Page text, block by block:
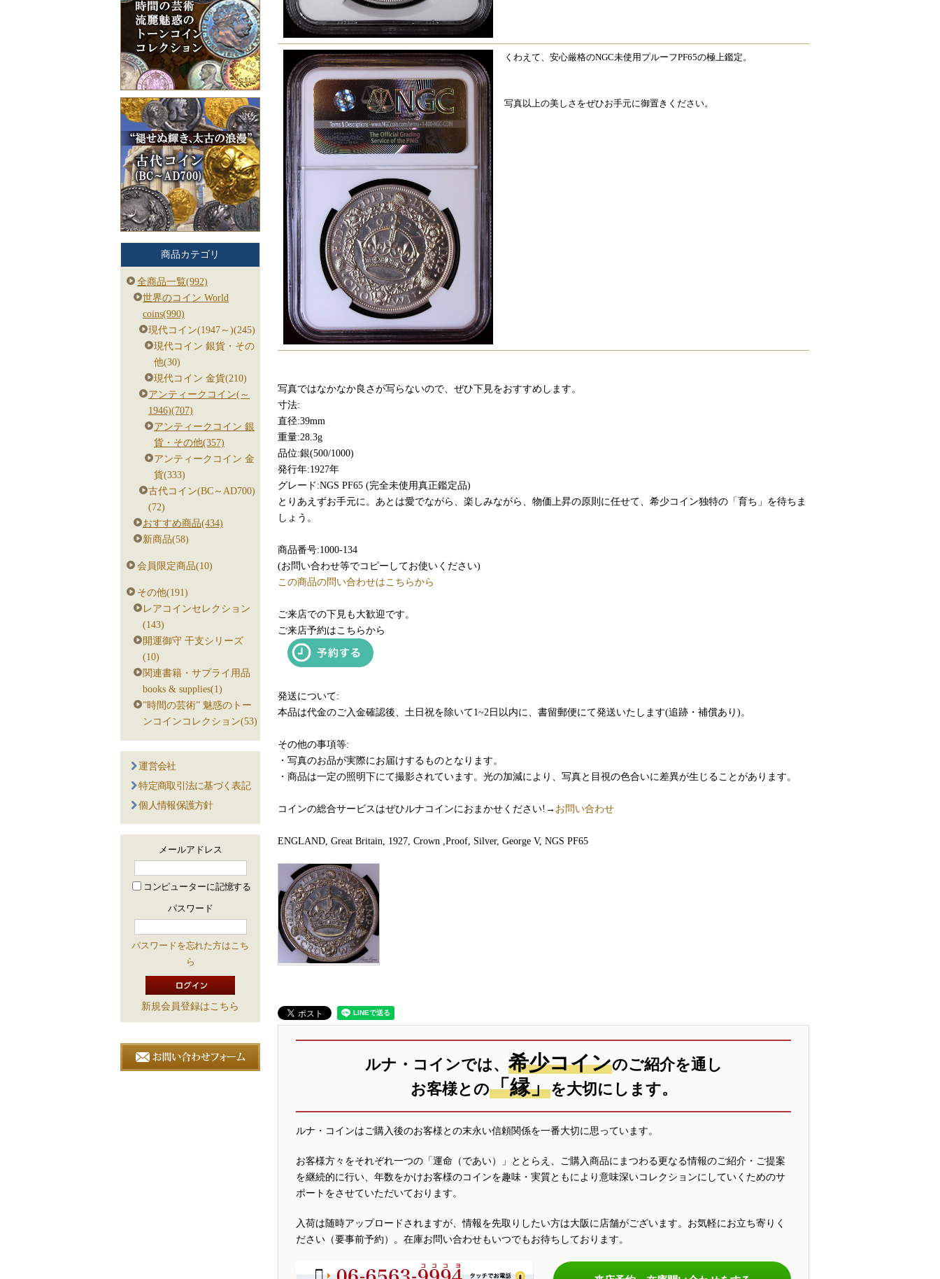
くわえて、安心厳格のNGC未使用プルーフPF65の極上鑑定。
写真以上の美しさをぜひお手元に御置きください。
写真ではなかなか良さが写らないので、ぜひ下見をおすすめします。
寸法:
直径:39mm
重量:28.3g
品位:銀(500/1000)
発行年:1927年
グレード:NGS PF65 (完全未使用真正鑑定品)
とりあえずお手元に。あとは愛でながら、楽しみながら、物価上昇の原則に任せて、希少コイン独特の「育ち」を待ちま
しょう。
商品番号:1000-134
(お問い合わせ等でコピーしてお使いください)
この商品の問い合わせはこちらから
ご来店での下見も大歓迎です。
ご来店予約はこちらから
発送について:
本品は代金のご入金確認後、土日祝を除いて1~2日以内に、書留郵便にて発送いたします(追跡・補償あり)。
その他の事項等:
・写真のお品が実際にお届けするものとなります。
・商品は一定の照明下にて撮影されています。光の加減により、写真と目視の色合いに差異が生じることがあります。
コインの総合サービスはぜひルナコインにおまかせください!→ お問い合わせ
ENGLAND, Great Britain, 1927, Crown ,Proof, Silver, George V, NGS PF65
ルナ・コインでは、 希少コインのご紹介を通し
お客様との「縁」を大切にします。
ルナ・コインはご購入後のお客様との末永い信頼関係を一番大切に思っています。
お客様方々をそれぞれ一つの「運命（であい）」ととらえ、ご購入商品にまつわる更なる情報のご紹介・ご提案
を継続的に行い、年数をかけお客様のコインを趣味・実質ともにより意味深いコレクションにしていくためのサ
ポートをさせていただいております。
入荷は随時アップロードされますが、情報を先取りしたい方は大阪に店舗がございます。お気軽にお立ち寄りく
ださい（要事前予約）。在庫お問い合わせもいつでもお待ちしております。
商品カテゴリ
全商品一覧(992)
世界のコイン World
coins(990)
現代コイン(1947～)(245)
現代コイン 銀貨・その
他(30)
現代コイン 金貨(210)
アンティークコイン(～
1946)(707)
アンティークコイン 銀
貨・その他(357)
アンティークコイン 金
貨(333)
古代コイン(BC～AD700)
(72)
おすすめ商品(434)
新商品(58)
会員限定商品(10)
その他(191)
レアコインセレクション
(143)
開運御守 干支シリーズ
(10)
関連書籍・サプライ用品
books & supplies(1)
”時間の芸術” 魅惑のトー
ンコインコレクション(53)
運営会社
特定商取引法に基づく表記
個人情報保護方針
メールアドレス
コンピューターに記憶する
パスワード
パスワードを忘れた方はこち
ら
新規会員登録はこちら